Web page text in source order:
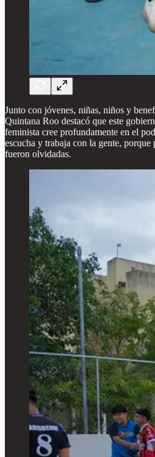
Junto con jóvenes, niñas, niños y
Quintana Roo destacó que este
feminista cree profundamente en el
escucha y trabaja con la gente, porque
fueron olvidadas.